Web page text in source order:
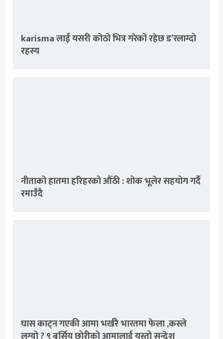
karisma लाई यसरी कोठो भित्र गरेको रहेछ ड’रलाग्दो
रहस्य
नीताको हातमा हरिहरको औँठी : शोक भूलेर सहयोग गर्दै
रमाउँदै
घास काट्न गएकी आमा भर्खरै भारतमा फेला ,कस्ले